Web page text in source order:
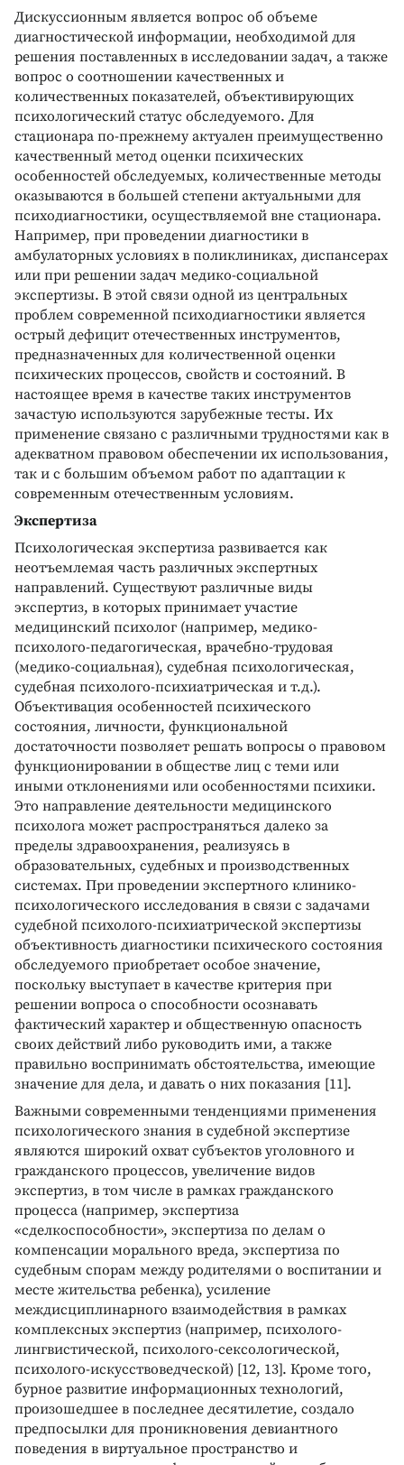
Дискуссионным является вопрос об объеме
диагностической информации, необходимой для
решения поставленных в исследовании задач, а также
вопрос о соотношении качественных и
количественных показателей, объективирующих
психологический статус обследуемого. Для
стационара по-прежнему актуален преимущественно
качественный метод оценки психических
особенностей обследуемых, количественные методы
оказываются в большей степени актуальными для
психодиагностики, осуществляемой вне стационара.
Например, при проведении диагностики в
амбулаторных условиях в поликлиниках, диспансерах
или при решении задач медико-социальной
экспертизы. В этой связи одной из центральных
проблем современной психодиагностики является
острый дефицит отечественных инструментов,
предназначенных для количественной оценки
психических процессов, свойств и состояний. В
настоящее время в качестве таких инструментов
зачастую используются зарубежные тесты. Их
применение связано с различными трудностями как в
адекватном правовом обеспечении их использования,
так и с большим объемом работ по адаптации к
современным отечественным условиям.
Экспертиза
Психологическая экспертиза развивается как
неотъемлемая часть различных экспертных
направлений. Существуют различные виды
экспертиз, в которых принимает участие
медицинский психолог (например, медико-
психолого-педагогическая, врачебно-трудовая
(медико-социальная), судебная психологическая,
судебная психолого-психиатрическая и т.д.).
Объективация особенностей психического
состояния, личности, функциональной
достаточности позволяет решать вопросы о правовом
функционировании в обществе лиц с теми или
иными отклонениями или особенностями психики.
Это направление деятельности медицинского
психолога может распространяться далеко за
пределы здравоохранения, реализуясь в
образовательных, судебных и производственных
системах. При проведении экспертного клинико-
психологического исследования в связи с задачами
судебной психолого-психиатрической экспертизы
объективность диагностики психического состояния
обследуемого приобретает особое значение,
поскольку выступает в качестве критерия при
решении вопроса о способности осознавать
фактический характер и общественную опасность
своих действий либо руководить ими, а также
правильно воспринимать обстоятельства, имеющие
значение для дела, и давать о них показания [11].
Важными современными тенденциями применения
психологического знания в судебной экспертизе
являются широкий охват субъектов уголовного и
гражданского процессов, увеличение видов
экспертиз, в том числе в рамках гражданского
процесса (например, экспертиза
«сделкоспособности», экспертиза по делам о
компенсации морального вреда, экспертиза по
судебным спорам между родителями о воспитании и
месте жительства ребенка), усиление
междисциплинарного взаимодействия в рамках
комплексных экспертиз (например, психолого-
лингвистической, психолого-сексологической,
психолого-искусствоведческой) [12, 13]. Кроме того,
бурное развитие информационных технологий,
произошедшее в последнее десятилетие, создало
предпосылки для проникновения девиантного
поведения в виртуальное пространство и